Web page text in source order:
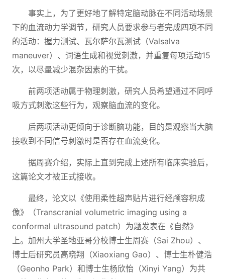
事实上，为了更好地了解特定脑动脉在不同活动场景
下的血流动力学调节，研究人员要求参与者完成四项不同
的活动：握力测试、瓦尔萨尔瓦测试（Valsalva
maneuver）、词语生成和视觉刺激，并重复每项活动15
次，以尽量减少混杂因素的干扰。
前两项活动属于物理刺激，研究人员希望通过不同呼
吸方式刺激这些行为，观察脑血流的变化。
后两项活动更倾向于诊断脑功能，目的是观察当大脑
接收到不同信号刺激时是否存在血流变化。
据周赛介绍，实际上直到完成上述所有临床实验后，
这篇论文才被正式接收。
最终，论文以《使用柔性超声贴片进行经颅容积成
像》（Transcranial volumetric imaging using a
conformal ultrasound patch）为题发表在《自然》
上。加州大学圣地亚哥分校博士生周赛（Sai Zhou）、
博士后研究员高晓翔（Xiaoxiang Gao）、博士生朴健浩
（Geonho Park）和博士生杨欣怡（Xinyi Yang）为共